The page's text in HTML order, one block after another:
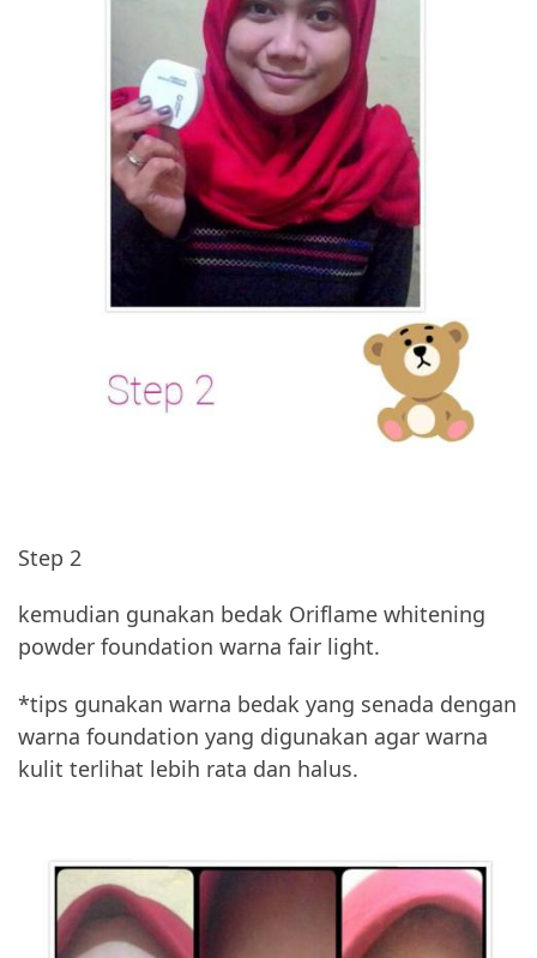
Step 2
kemudian gunakan bedak Oriflame whitening
powder foundation warna fair light.
*tips gunakan warna bedak yang senada dengan
warna foundation yang digunakan agar warna
kulit terlihat lebih rata dan halus.